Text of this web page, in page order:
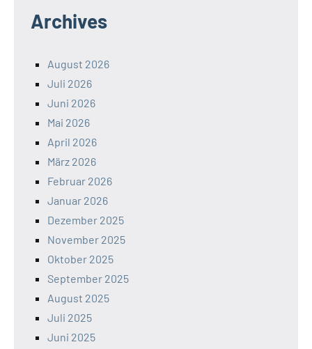
Archives
August 2026
Juli 2026
Juni 2026
Mai 2026
April 2026
März 2026
Februar 2026
Januar 2026
Dezember 2025
November 2025
Oktober 2025
September 2025
August 2025
Juli 2025
Juni 2025